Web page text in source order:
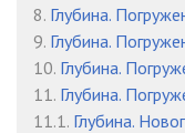
8. Глубина.
9. Глубина.
10. Глубина.
11. Глубина.
11.1. Глубина.